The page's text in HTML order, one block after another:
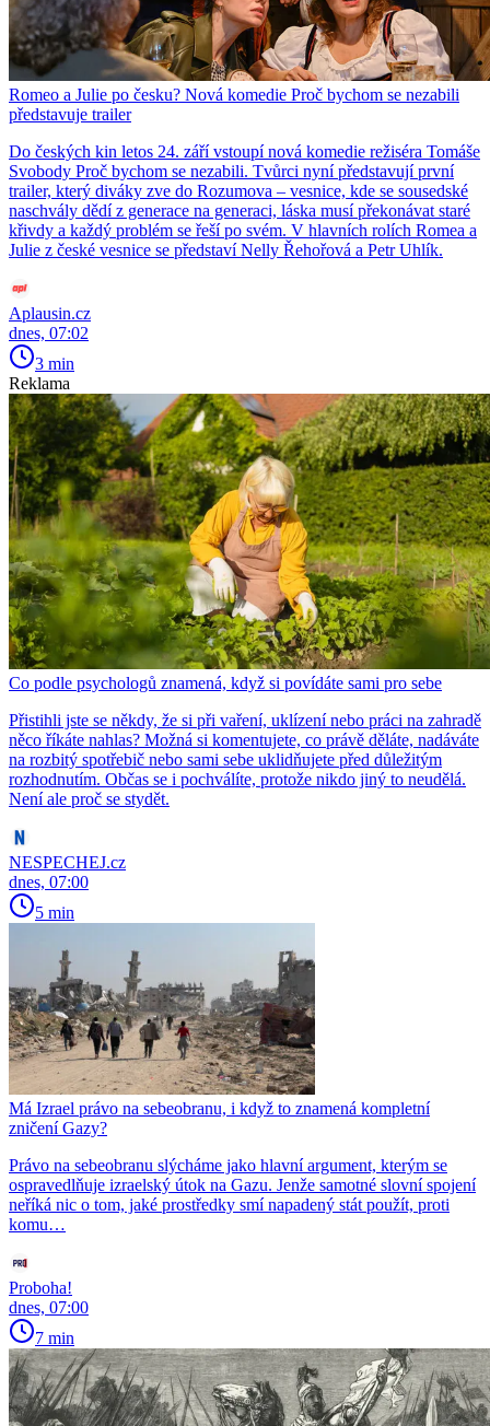
Romeo a Julie po česku? Nová komedie Proč bychom se nezabili
představuje trailer
Do českých kin letos 24. září vstoupí nová komedie režiséra Tomáše
Svobody Proč bychom se nezabili. Tvůrci nyní představují první
trailer, který diváky zve do Rozumova – vesnice, kde se sousedské
naschvály dědí z generace na generaci, láska musí překonávat staré
křivdy a každý problém se řeší po svém. V hlavních rolích Romea a
Julie z české vesnice se představí Nelly Řehořová a Petr Uhlík.
Aplausin.cz
dnes, 07:02
3 min
Reklama
Co podle psychologů znamená, když si povídáte sami pro sebe
Přistihli jste se někdy, že si při vaření, uklízení nebo práci na zahradě
něco říkáte nahlas? Možná si komentujete, co právě děláte, nadáváte
na rozbitý spotřebič nebo sami sebe uklidňujete před důležitým
rozhodnutím. Občas se i pochválíte, protože nikdo jiný to neudělá.
Není ale proč se stydět.
NESPECHEJ.cz
dnes, 07:00
5 min
Má Izrael právo na sebeobranu, i když to znamená kompletní
zničení Gazy?
Právo na sebeobranu slýcháme jako hlavní argument, kterým se
ospravedlňuje izraelský útok na Gazu. Jenže samotné slovní spojení
neříká nic o tom, jaké prostředky smí napadený stát použít, proti
komu…
Proboha!
dnes, 07:00
7 min